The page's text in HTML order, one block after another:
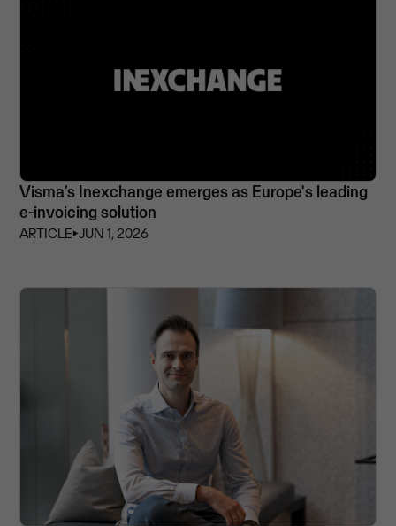
Visma’s Inexchange emerges as Europe's leading
e-invoicing solution
ARTICLE⏵JUN 1, 2026